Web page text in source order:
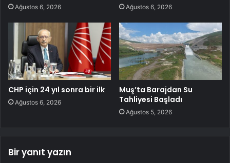
Ağustos 6, 2026 Ağustos 6, 2026
CHP için 24 yıl sonra bir ilk
Ağustos 6, 2026
Muş’ta Barajdan Su
Tahliyesi Başladı
Ağustos 5, 2026
Bir yanıt yazın